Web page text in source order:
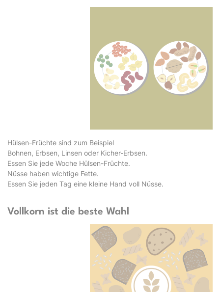
Hülsen-Früchte sind zum Beispiel
Bohnen, Erbsen, Linsen oder Kicher-Erbsen.
Essen Sie jede Woche Hülsen-Früchte.
Nüsse haben wichtige Fette.
Essen Sie jeden Tag eine kleine Hand voll Nüsse.
Vollkorn ist die beste Wahl